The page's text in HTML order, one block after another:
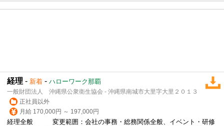
経理 - 新着 - ハローワーク那覇
一般財団法人 沖縄県公衆衛生協会 - 沖縄県南城市大里字大里２０１３
正社員以外
月給 170,000円 ～ 197,000円
経理全般 変更範囲：会社の事務・総務関係全般、イベント・研修